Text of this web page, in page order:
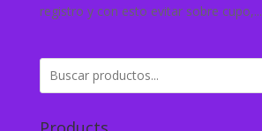
registro y con esto evitar sobre cupo,...